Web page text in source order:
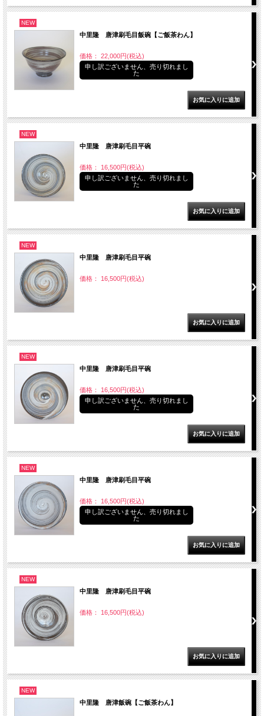
NEW
中里隆 唐津刷毛目飯碗【ご飯茶わん】
価格： 22,000円(税込)
申し訳ございません、売り切れまし
た
NEW
中里隆 唐津刷毛目平碗
価格： 16,500円(税込)
申し訳ございません、売り切れまし
た
NEW
中里隆 唐津刷毛目平碗
価格： 16,500円(税込)
NEW
中里隆 唐津刷毛目平碗
価格： 16,500円(税込)
申し訳ございません、売り切れまし
た
NEW
中里隆 唐津刷毛目平碗
価格： 16,500円(税込)
申し訳ございません、売り切れまし
た
NEW
中里隆 唐津刷毛目平碗
価格： 16,500円(税込)
NEW
中里隆 唐津飯碗【ご飯茶わん】